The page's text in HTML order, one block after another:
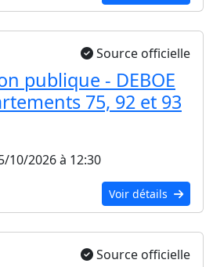
Source officielle
publique - DEBOE
75, 92 et 93
10/2026 à 12:30
Voir détails
Source officielle